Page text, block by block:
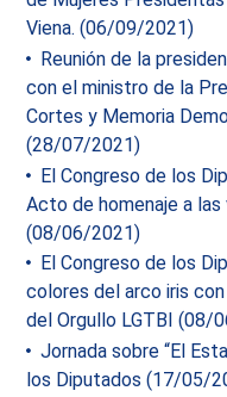
Viena. (06/09/2021)
Reunión de la
con el ministro de la
Cortes y Memoria
(28/07/2021)
El Congreso de los
Acto de homenaje a
(08/06/2021)
El Congreso de los
colores del arco iris
del Orgullo LGTBI (08/
Jornada sobre “El
los Diputados (17/05/